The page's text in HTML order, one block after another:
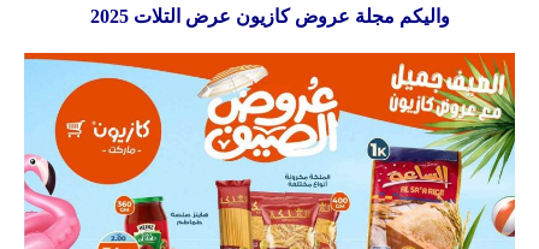
واليكم مجلة عروض كازيون عرض التلات 2025